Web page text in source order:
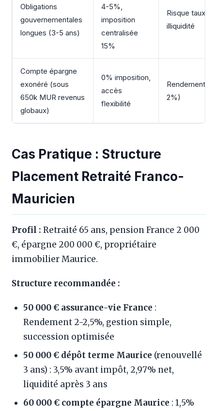
Obligations
gouvernementales
longues (3-5 ans)
4-5%,
imposition
centralisée
15%
Risque taux
illiquidité
Compte épargne
exonéré (sous
650k MUR revenus
globaux)
0% imposition,
accès
flexibilité
Rendement
2%)
Cas Pratique : Structure
Placement Retraité Franco-
Mauricien
Profil : Retraité 65 ans, pension France 2 000
€, épargne 200 000 €, propriétaire
immobilier Maurice.
Structure recommandée :
50 000 € assurance-vie France :
Rendement 2-2,5%, gestion simple,
succession optimisée
50 000 € dépôt terme Maurice (renouvellé
3 ans) : 3,5% avant impôt, 2,97% net,
liquidité après 3 ans
60 000 € compte épargne Maurice : 1,5%